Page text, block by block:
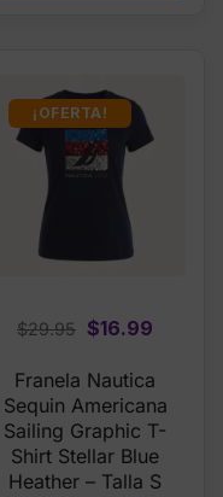
¡OFERTA!
$29.95 Original
was:
$29.95.
$16.99
is:
$16.99.
Franela Nautica
Sequin Americana
Sailing Graphic T-
Shirt Stellar Blue
Heather – Talla S